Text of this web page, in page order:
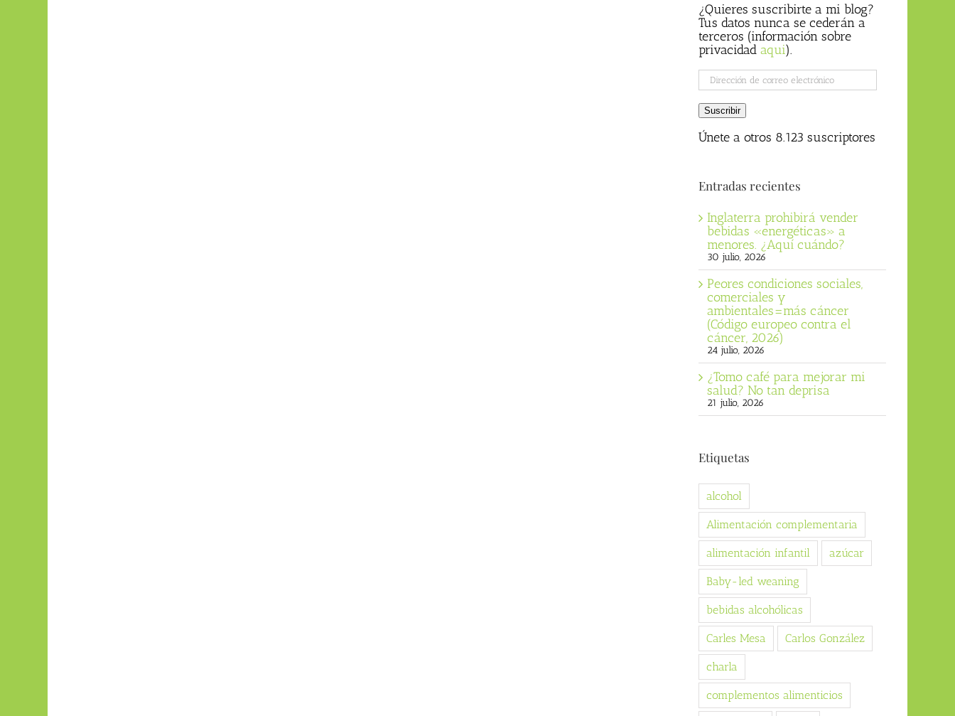
¿Quieres suscribirte a mi blog?
Tus datos nunca se cederán a
terceros (información sobre
privacidad aqui).
Dirección
de
correo
electrónico
Suscribir
Únete a otros 8.123 suscriptores
Entradas recientes
Inglaterra prohibirá vender
bebidas «energéticas» a
menores. ¿Aquí cuándo?
30 julio, 2026
Peores condiciones sociales,
comerciales y
ambientales=más cáncer
(Código europeo contra el
cáncer, 2026)
24 julio, 2026
¿Tomo café para mejorar mi
salud? No tan deprisa
21 julio, 2026
Etiquetas
alcohol
Alimentación complementaria
alimentación infantil azúcar
Baby-led weaning
bebidas alcohólicas
Carles Mesa Carlos González
charla
complementos alimenticios